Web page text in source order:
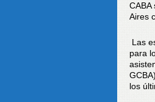
CABA
Aires
Las
para
los